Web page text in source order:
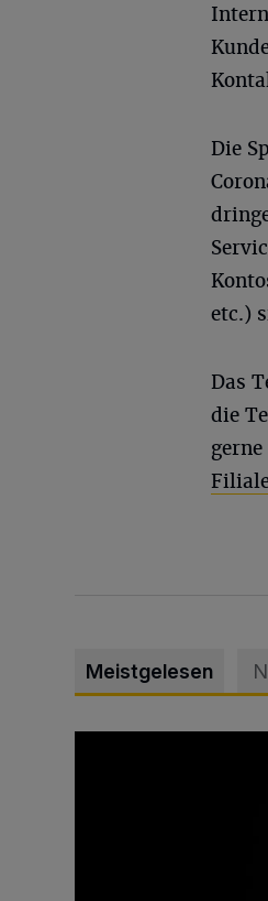
Die
etc.)
Das
die
Meistgelesen